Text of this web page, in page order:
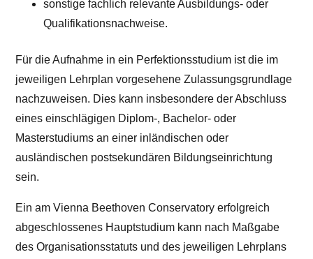
sonstige fachlich relevante Ausbildungs- oder
Qualifikationsnachweise.
Für die Aufnahme in ein Perfektionsstudium ist die im
jeweiligen Lehrplan vorgesehene Zulassungsgrundlage
nachzuweisen. Dies kann insbesondere der Abschluss
eines einschlägigen Diplom-, Bachelor- oder
Masterstudiums an einer inländischen oder
ausländischen postsekundären Bildungseinrichtung
sein.
Ein am Vienna Beethoven Conservatory erfolgreich
abgeschlossenes Hauptstudium kann nach Maßgabe
des Organisationsstatuts und des jeweiligen Lehrplans